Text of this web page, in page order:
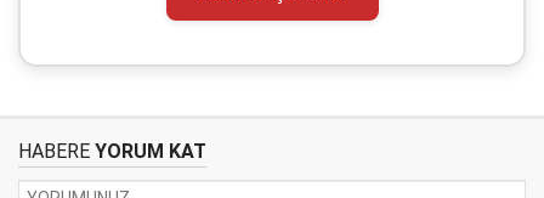
HABERE YORUM KAT